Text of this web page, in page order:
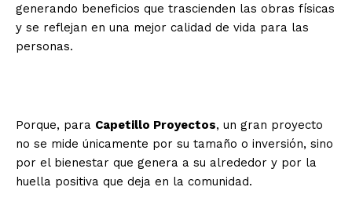
generando beneficios que trascienden las obras físicas
y se reflejan en una mejor calidad de vida para las
personas.
Porque, para Capetillo Proyectos, un gran proyecto
no se mide únicamente por su tamaño o inversión, sino
por el bienestar que genera a su alrededor y por la
huella positiva que deja en la comunidad.